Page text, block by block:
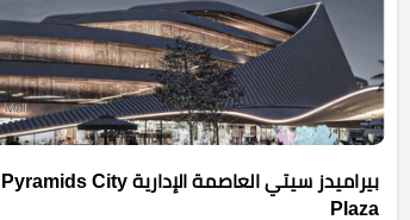
بيراميدز سيتي العاصمة الإدارية Pyramids City
Plaza